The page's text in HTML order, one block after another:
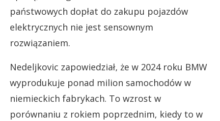
państwowych dopłat do zakupu pojazdów
elektrycznych nie jest sensownym
rozwiązaniem.
Nedeljkovic zapowiedział, że w 2024 roku BMW
wyprodukuje ponad milion samochodów w
niemieckich fabrykach. To wzrost w
porównaniu z rokiem poprzednim, kiedy to w